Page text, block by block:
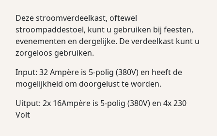
Deze stroomverdeelkast, oftewel
stroompaddestoel, kunt u gebruiken bij feesten,
evenementen en dergelijke. De verdeelkast kunt u
zorgeloos gebruiken.
Input: 32 Ampère is 5-polig (380V) en heeft de
mogelijkheid om doorgelust te worden.
Uitput: 2x 16Ampère is 5-polig (380V) en 4x 230
Volt